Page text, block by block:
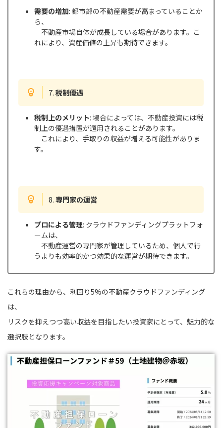
需要の増加: 都市部の不動産需要が高まっていることか
ら、
不動産市場自体が成長している場合があります。こ
れにより、資産価値の上昇も期待できます。
7.税制優遇
税制上のメリット: 場合によっては、不動産投資には税
制上の優遇措置が適用されることがあります。
これにより、手取りの収益が増える可能性がありま
す。
8.専門家の運営
プロによる管理: クラウドファンディングプラットフォ
ームは、
不動産運営の専門家が管理しているため、個人で行
うよりも効率的かつ効果的な運営が期待できます。
これらの理由から、利回り5%の不動産クラウドファンディング
は、
リスクを抑えつつ高い収益を目指したい投資家にとって、魅力的な
選択肢となります。